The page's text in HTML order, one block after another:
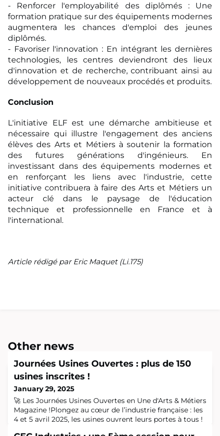
- Renforcer l'employabilité des diplômés : Une
formation pratique sur des équipements modernes
augmentera les chances d'emploi des jeunes
diplômés.
- Favoriser l'innovation : En intégrant les dernières
technologies, les centres deviendront des lieux
d'innovation et de recherche, contribuant ainsi au
développement de nouveaux procédés et produits.
Conclusion
L'initiative ELF est une démarche ambitieuse et
nécessaire qui illustre l'engagement des anciens
élèves des Arts et Métiers à soutenir la formation
des futures générations d'ingénieurs. En
investissant dans des équipements modernes et
en renforçant les liens avec l'industrie, cette
initiative contribuera à faire des Arts et Métiers un
acteur clé dans le paysage de l'éducation
technique et professionnelle en France et à
l'international.
Article rédigé par Eric Maquet (Li.175)
Other news
Journées Usines Ouvertes : plus de 150
usines inscrites !
January 29, 2025
🚀 Les Journées Usines Ouvertes en Une d'Arts & Métiers
Magazine !Plongez au cœur de l’industrie française : les
4 et 5 avril 2025, les usines ouvrent leurs portes à tous !